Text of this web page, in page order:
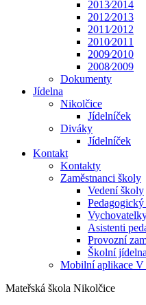
2013⁄2014
2012⁄2013
2011⁄2012
2010⁄2011
2009⁄2010
2008⁄2009
Dokumenty
Jídelna
Nikolčice
Jídelníček
Diváky
Jídelníček
Kontakt
Kontakty
Zaměstnanci školy
Vedení školy
Pedagogický
Asistenti
Provozní
Školní jídelna
Mobilní aplikace V
Mateřská škola Nikolčice